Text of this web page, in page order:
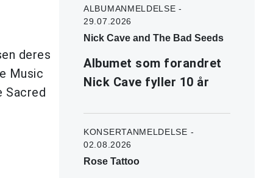
deres
Music
Sacred
ALBUMANMELDELSE -
29.07.2026
Nick Cave and The Bad Seeds
Albumet som forandret
Nick Cave fyller 10 år
KONSERTANMELDELSE -
02.08.2026
Rose Tattoo